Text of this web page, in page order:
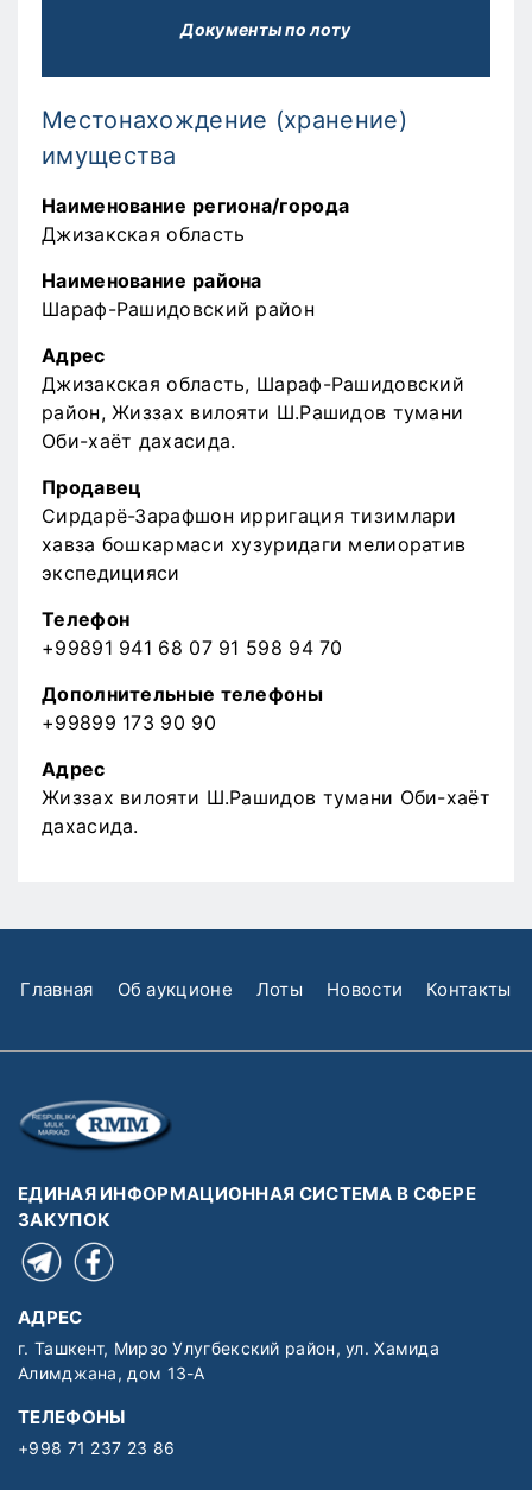
Документы по лоту
Местонахождение (хранение)
имущества
Наименование региона/города
Джизакская область
Наименование района
Шараф-Рашидовский район
Адрес
Джизакская область, Шараф-Рашидовский
район, Жиззах вилояти Ш.Рашидов тумани
Оби-хаёт дахасида.
Продавец
Сирдарё-Зарафшон ирригация тизимлари
хавза бошкармаси хузуридаги мелиоратив
экспедицияси
Телефон
+99891 941 68 07 91 598 94 70
Дополнительные телефоны
+99899 173 90 90
Адрес
Жиззах вилояти Ш.Рашидов тумани Оби-хаёт
дахасида.
Главная Об аукционе Лоты Новости Контакты
ЕДИНАЯ ИНФОРМАЦИОННАЯ СИСТЕМА В СФЕРЕ
ЗАКУПОК
АДРЕС
г. Ташкент, Мирзо Улугбекский район, ул. Хамида
Алимджана, дом 13-А
ТЕЛЕФОНЫ
+998 71 237 23 86